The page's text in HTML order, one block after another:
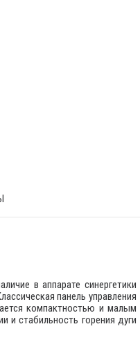
в аппарате синергетики
панель управления
компактностью и малым
и стабильность горения дуги